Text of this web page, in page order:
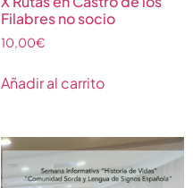
Filabres no socio
10,00€
Añadir al carrito